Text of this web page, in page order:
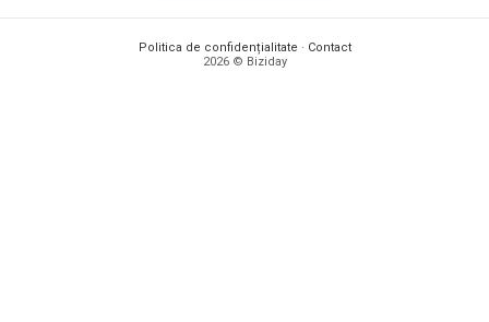
Politica de confidențialitate · Contact
2026 © Biziday